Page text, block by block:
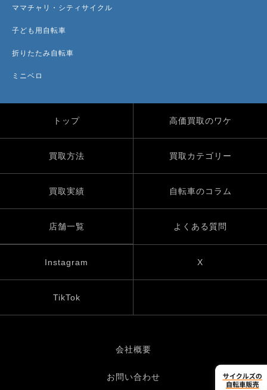
ママチャリ・シティサイクル
子ども用自転車
折りたたみ自転車
ミニベロ
トップ 高価買取のワケ
買取方法 買取カテゴリー
買取実績 自転車のコラム
店舗一覧 よくある質問
Instagram X
TikTok
会社概要
お問い合わせ